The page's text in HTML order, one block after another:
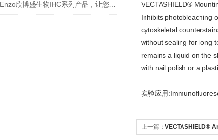
VECTASHIELD®
Inhibits photobleaching
cytoskeletal
without sealing for long
remains a liquid on the
with nail polish or a
实验应用
上一篇： VECTASHIELD®